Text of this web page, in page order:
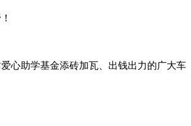
心助学基金添砖加瓦、出钱出力的广大车